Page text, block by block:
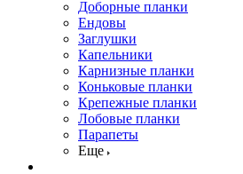
Доборные планки
Ендовы
Заглушки
Капельники
Карнизные планки
Коньковые планки
Крепежные планки
Лобовые планки
Парапеты
Еще